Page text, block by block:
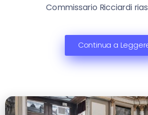
Commissario Ricciardi
Continua a